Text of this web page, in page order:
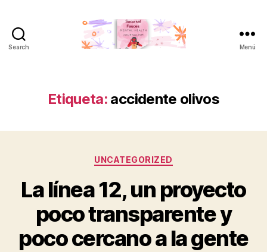
Search Menú
Etiqueta: accidente olivos
Categorías
UNCATEGORIZED
La línea 12, un proyecto
poco transparente y
poco cercano a la gente